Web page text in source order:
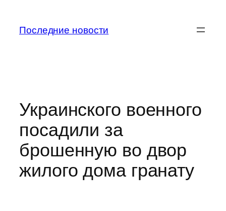
содержимому
Последние новости
Украинского военного
посадили за
брошенную во двор
жилого дома гранату